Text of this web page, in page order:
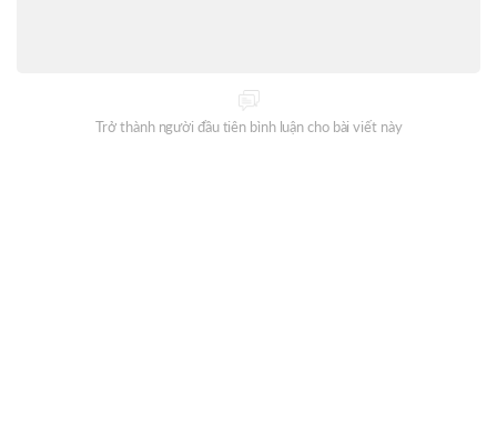
Trở thành người đầu tiên bình luận cho bài viết này